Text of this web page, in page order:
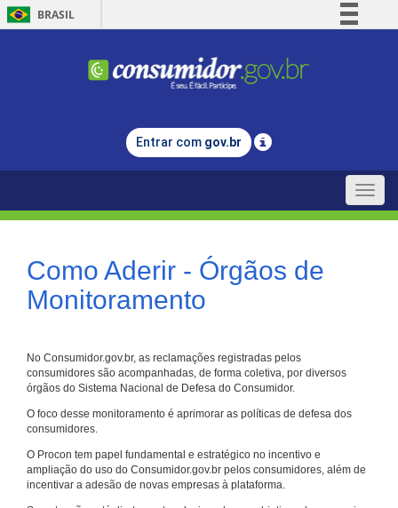
BRASIL
Comunica BR
Legislação
Entrar com gov.br
Toggle
Como Aderir - Órgãos de
Monitoramento
No Consumidor.gov.br, as reclamações registradas pelos
consumidores são acompanhadas, de forma coletiva, por diversos
órgãos do Sistema Nacional de Defesa do Consumidor.
O foco desse monitoramento é aprimorar as políticas de defesa dos
consumidores.
O Procon tem papel fundamental e estratégico no incentivo e
ampliação do uso do Consumidor.gov.br pelos consumidores, além de
incentivar a adesão de novas empresas à plataforma.